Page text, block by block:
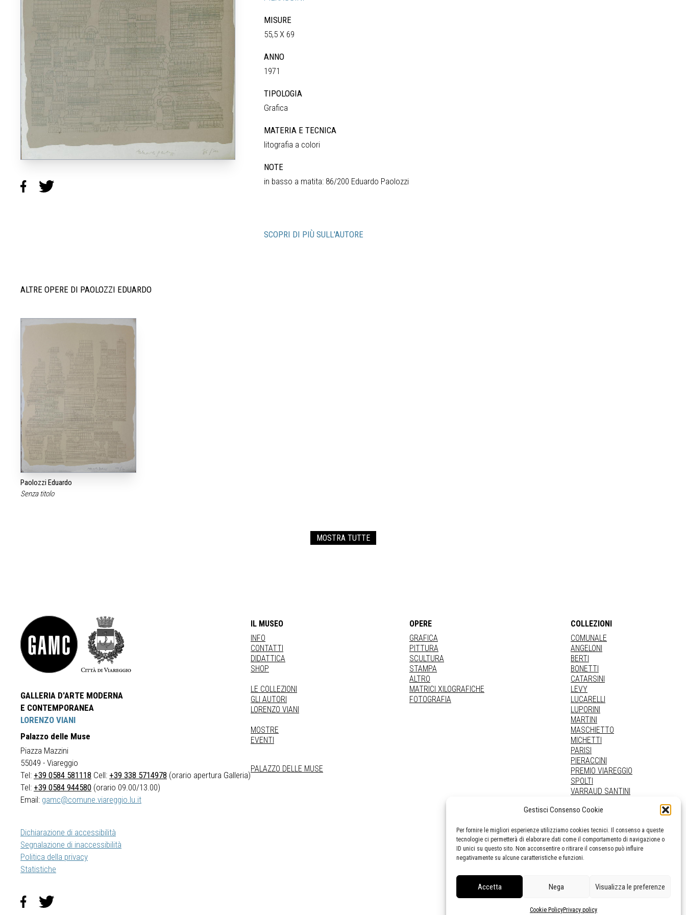
Gestisci Consenso Cookie
Per fornire le migliori esperienze utilizziamo cookies tecnici. Il consenso a queste
tecnologie ci permetterà di elaborare dati come il comportamento di navigazione o
ID unici su questo sito. Non acconsentire o ritirare il consenso può influire
negativamente su alcune caratteristiche e funzioni.
Accetta Nega Visualizza le preferenze
Cookie PolicyPrivacy policy
MISURE
55,5 X 69
ANNO
1971
TIPOLOGIA
Grafica
MATERIA E TECNICA
litografia a colori
NOTE
in basso a matita: 86/200 Eduardo Paolozzi
SCOPRI DI PIÙ SULL'AUTORE
ALTRE OPERE DI PAOLOZZI EDUARDO
Paolozzi Eduardo
Senza titolo
MOSTRA TUTTE
GALLERIA D'ARTE MODERNA
E CONTEMPORANEA
LORENZO VIANI
Palazzo delle Muse
Piazza Mazzini
55049 - Viareggio
Tel: +39 0584 581118 Cell: +39 338 5714978 (orario apertura Galleria)
Tel: +39 0584 944580 (orario 09.00/13.00)
Email: gamc@comune.viareggio.lu.it
Dichiarazione di accessibilità
Segnalazione di inaccessibilità
Politica della privacy
Statistiche
IL MUSEO
INFO
CONTATTI
DIDATTICA
SHOP
LE COLLEZIONI
GLI AUTORI
LORENZO VIANI
MOSTRE
EVENTI
PALAZZO DELLE MUSE
OPERE
GRAFICA
PITTURA
SCULTURA
STAMPA
ALTRO
MATRICI XILOGRAFICHE
FOTOGRAFIA
COLLEZIONI
COMUNALE
ANGELONI
BERTI
BONETTI
CATARSINI
LEVY
LUCARELLI
LUPORINI
MARTINI
MASCHIETTO
MICHETTI
PARISI
PIERACCINI
PREMIO VIAREGGIO
SPOLTI
VARRAUD SANTINI